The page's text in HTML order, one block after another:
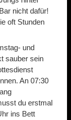
nicht dafür!
oft Stunden
und
sauber sein
An 07:30
du erstmal
ins Bett